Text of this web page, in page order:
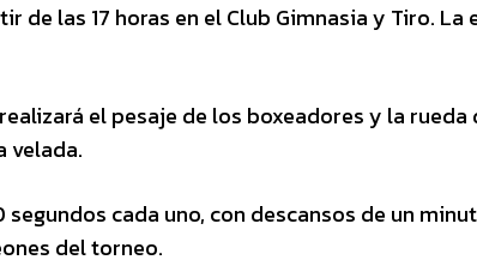
de las 17 horas en el Club Gimnasia y Tiro. La
el pesaje de los boxeadores y la rueda
velada.
cada uno, con descansos de un
del torneo.